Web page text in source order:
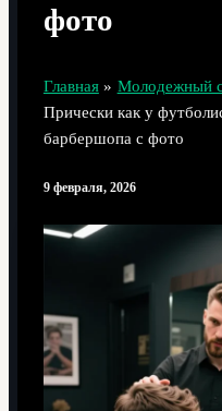
фото
Главная
Молодежный
Прически как у
барбершопа с фото
9 февраля, 2026